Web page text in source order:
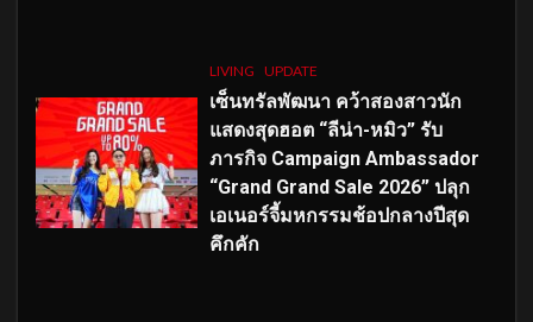
LIVING UPDATE
เซ็นทรัลพัฒนา คว้าสองสาวนัก
แสดงสุดฮอต “ลีน่า-หมิว” รับ
ภารกิจ Campaign Ambassador
“Grand Grand Sale 2026” ปลุก
เอเนอร์จี้มหกรรมช้อปกลางปีสุด
คึกคัก